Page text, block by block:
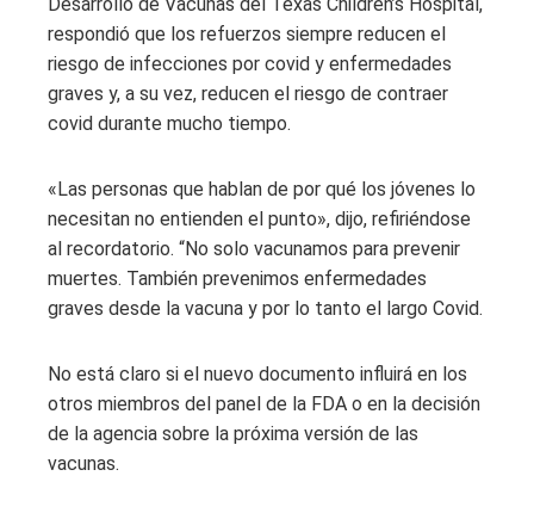
Desarrollo de Vacunas del Texas Children’s Hospital,
respondió que los refuerzos siempre reducen el
riesgo de infecciones por covid y enfermedades
graves y, a su vez, reducen el riesgo de contraer
covid durante mucho tiempo.
«Las personas que hablan de por qué los jóvenes lo
necesitan no entienden el punto», dijo, refiriéndose
al recordatorio. “No solo vacunamos para prevenir
muertes. También prevenimos enfermedades
graves desde la vacuna y por lo tanto el largo Covid.
No está claro si el nuevo documento influirá en los
otros miembros del panel de la FDA o en la decisión
de la agencia sobre la próxima versión de las
vacunas.